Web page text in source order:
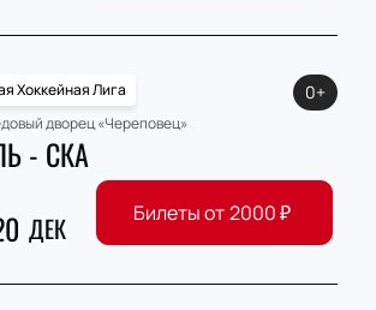
Хоккейная Лига
дворец «Череповец»
- СКА
ДЕК
0+
Билеты от2000₽